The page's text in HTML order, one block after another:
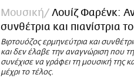
Μουσική
Λουίζ Φαρένκ:
συνθέτρια και πιανίστρια
Βιρτουόζος ερμηνεύτρια και
και δεν έλαβε την αναγνώριση που
συνέχισε να γράφει τη μουσική της
μέχρι το τέλος.